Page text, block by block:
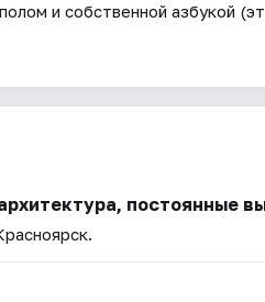
и собственной азбукой
постоянные